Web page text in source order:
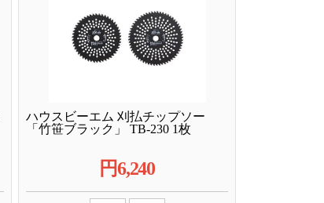
ハウスビーエム 刈払チップソー
「竹笹ブラック」 TB-230 1枚
円6,240